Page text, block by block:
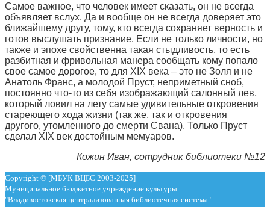
Самое важное, что человек имеет сказать, он не всегда
объявляет вслух. Да и вообще он не всегда доверяет это
ближайшему другу, тому, кто всегда сохраняет верность и
готов выслушать признание. Если не только личности, но
также и эпохе свойственна такая стыдливость, то есть
разбитная и фривольная манера сообщать кому попало
свое самое дорогое, то для XIX века – это не Золя и не
Анатоль Франс, а молодой Пруст, неприметный сноб,
постоянно что-то из себя изображающий салонный лев,
который ловил на лету самые удивительные откровения
стареющего хода жизни (так же, так и откровения
другого, утомленного до смерти Свана). Только Пруст
сделал XIX век достойным мемуаров.
Кожин Иван, сотрудник библиотеки №12
Copyright © [МБУК ВЦБС 2003-2025]
Муниципальное бюджетное учреждение культуры
"Владивостокская централизованная библиотечная система"